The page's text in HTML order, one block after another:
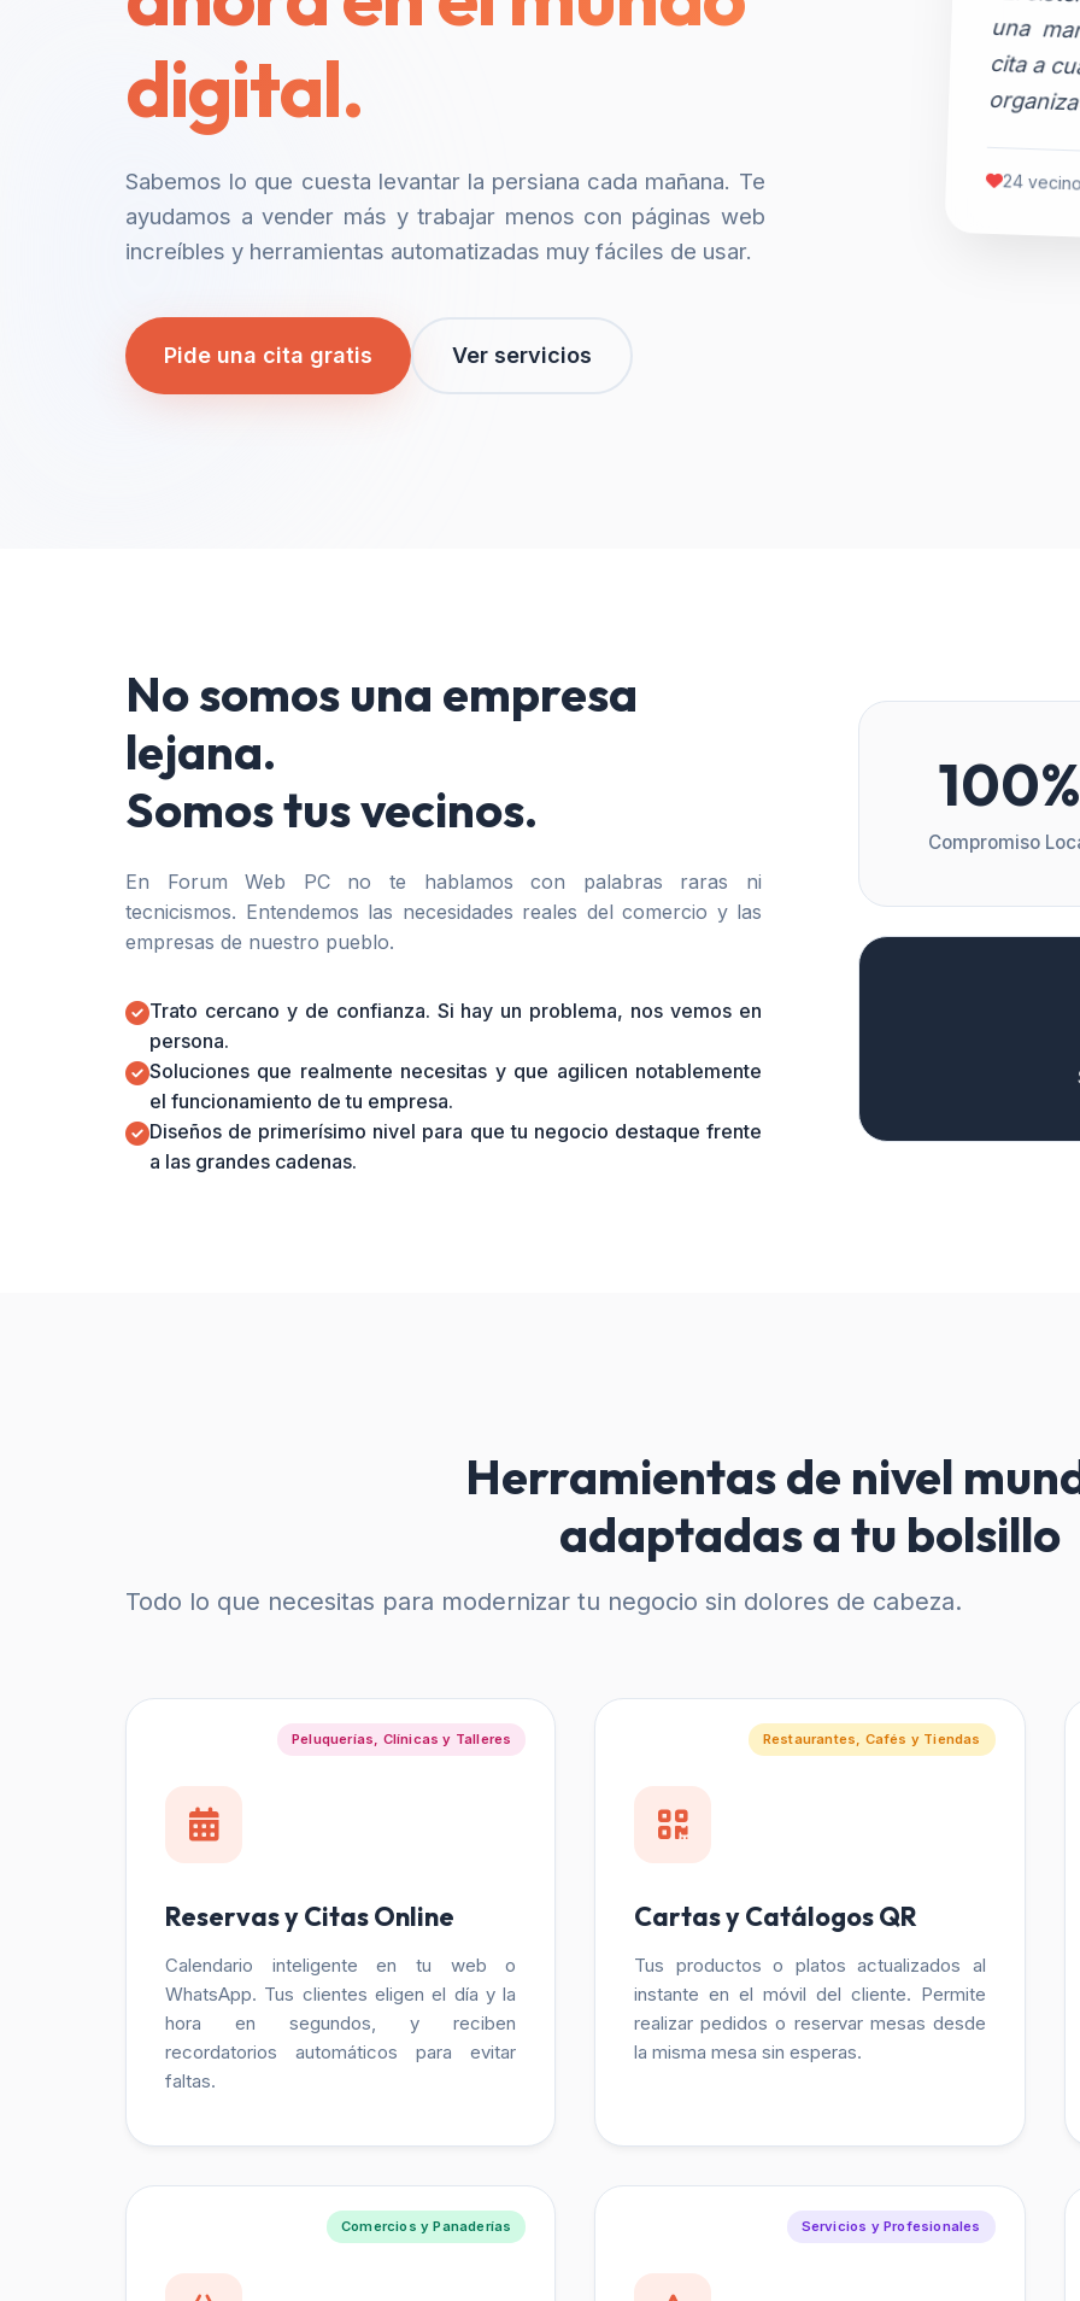
digital.
Sabemos lo que cuesta levantar la persiana cada mañana. Te
ayudamos a vender más y trabajar menos con páginas web
increíbles y herramientas automatizadas muy fáciles de usar.
Pide una cita gratis Ver servicios
24
No somos una empresa
lejana.
Somos tus vecinos.
En Forum Web PC no te hablamos con palabras raras ni
tecnicismos. Entendemos las necesidades reales del comercio y las
empresas de nuestro pueblo.
Trato cercano y de confianza. Si hay un problema, nos vemos en
persona.
Soluciones que realmente necesitas y que agilicen notablemente
el funcionamiento de tu empresa.
Diseños de primerísimo nivel para que tu negocio destaque frente
a las grandes cadenas.
100%
Compromiso
Herramientas de nivel
adaptadas a tu bolsillo
Todo lo que necesitas para modernizar tu negocio sin dolores de cabeza.
Peluquerías, Clínicas y Talleres
Reservas y Citas Online
Calendario inteligente en tu web o
WhatsApp. Tus clientes eligen el día y la
hora en segundos, y reciben
recordatorios automáticos para evitar
faltas.
Restaurantes, Cafés y Tiendas
Cartas y Catálogos QR
Tus productos o platos actualizados al
instante en el móvil del cliente. Permite
realizar pedidos o reservar mesas desde
la misma mesa sin esperas.
Comercios y Panaderías Servicios y Profesionales